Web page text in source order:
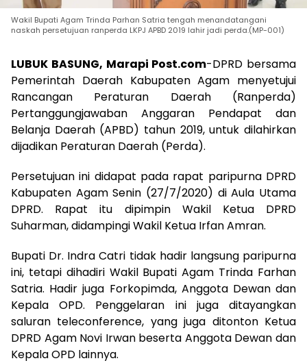
Wakil Bupati Agam Trinda Parhan Satria tengah menandatangani
naskah persetujuan ranperda LKPJ APBD 2019 lahir jadi perda.(MP-001)
LUBUK BASUNG, Marapi Post.com-DPRD bersama
Pemerintah Daerah Kabupaten Agam menyetujui
Rancangan Peraturan Daerah (Ranperda)
Pertanggungjawaban Anggaran Pendapat dan
Belanja Daerah (APBD) tahun 2019, untuk dilahirkan
dijadikan Peraturan Daerah (Perda).
Persetujuan ini didapat pada rapat paripurna DPRD
Kabupaten Agam Senin (27/7/2020) di Aula Utama
DPRD. Rapat itu dipimpin Wakil Ketua DPRD
Suharman, didampingi Wakil Ketua Irfan Amran.
Bupati Dr. Indra Catri tidak hadir langsung paripurna
ini, tetapi dihadiri Wakil Bupati Agam Trinda Farhan
Satria. Hadir juga Forkopimda, Anggota Dewan dan
Kepala OPD. Penggelaran ini juga ditayangkan
saluran teleconference, yang juga ditonton Ketua
DPRD Agam Novi Irwan beserta Anggota Dewan dan
Kepala OPD lainnya.